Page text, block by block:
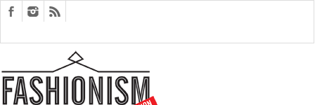
EDITORIALS
COUPLES
THERAPY
SARTORIAGRAM